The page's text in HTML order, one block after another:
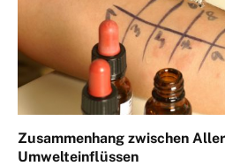
Zusammenhang zwischen
Umwelteinflüssen